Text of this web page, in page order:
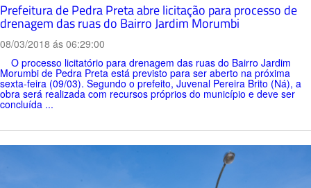
Prefeitura de Pedra Preta abre licitação para processo de
drenagem das ruas do Bairro Jardim Morumbi
08/03/2018 ás 06:29:00
O processo licitatório para drenagem das ruas do Bairro Jardim
Morumbi de Pedra Preta está previsto para ser aberto na próxima
sexta-feira (09/03). Segundo o prefeito, Juvenal Pereira Brito (Ná), a
obra será realizada com recursos próprios do município e deve ser
concluída ...